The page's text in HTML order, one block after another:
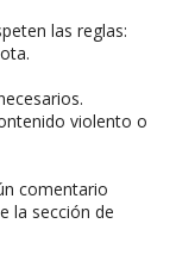
las reglas:
violento o
comentario
la sección de